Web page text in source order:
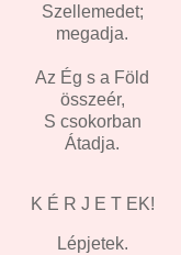
Szellemedet;
megadja.
Az Ég s a Föld
összeér,
S csokorban
Átadja.
K É R J E T EK!
Lépjetek.